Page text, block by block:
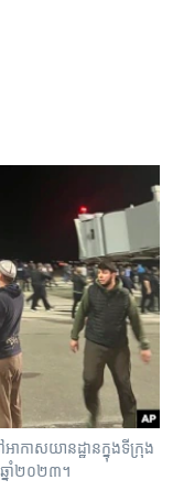
ាកាសយានដ្ឋាន​​ក្នុង​ទីក្រុង
នាំ២០២៣។